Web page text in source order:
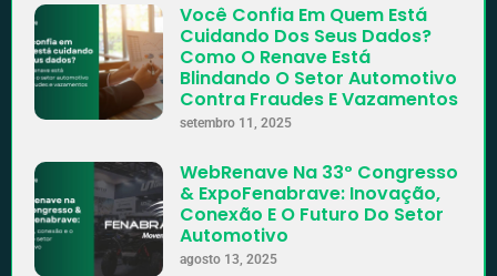
Você Confia Em Quem Está
Cuidando Dos Seus Dados?
Como O Renave Está
Blindando O Setor Automotivo
Contra Fraudes E Vazamentos
setembro 11, 2025
WebRenave Na 33º Congresso
& ExpoFenabrave: Inovação,
Conexão E O Futuro Do Setor
Automotivo
agosto 13, 2025